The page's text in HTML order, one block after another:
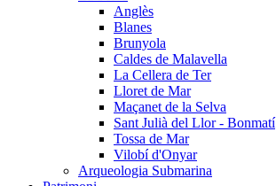
Anglès
Blanes
Brunyola
Caldes de Malavella
La Cellera de Ter
Lloret de Mar
Maçanet de la Selva
Sant Julià del Llor - Bonmatí
Tossa de Mar
Vilobí d'Onyar
Arqueologia Submarina